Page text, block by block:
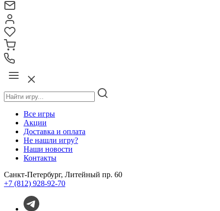
Все игры
Акции
Доставка и оплата
Не нашли игру?
Наши новости
Контакты
Санкт-Петербург, Литейный пр. 60
+7 (812) 928-92-70